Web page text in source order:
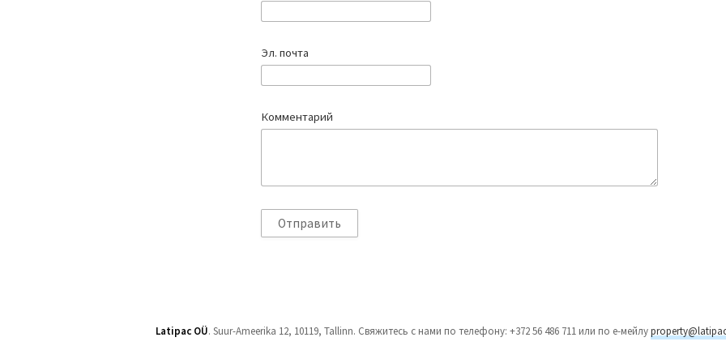
Эл. почта
Комментарий
Latipac OÜ. Suur-Ameerika 12, 10119, Tallinn. Свяжитесь с нами по телефону: +372 56 486 711 или по е-мейлу